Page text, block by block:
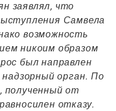
заявлял, что
Самвела
возможность
никоим образом
был направлен
орган. По
полученный от
отказу.